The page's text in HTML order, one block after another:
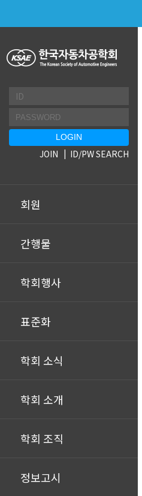
회원
간행물
학회행사
표준화
학회 소식
학회 소개
학회 조직
정보고시
JOIN ID/PW SEARCH